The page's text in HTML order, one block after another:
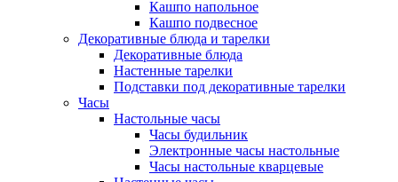
Кашпо напольное
Кашпо подвесное
Декоративные блюда и тарелки
Декоративные блюда
Настенные тарелки
Подставки под декоративные тарелки
Часы
Настольные часы
Часы будильник
Электронные часы настольные
Часы настольные кварцевые